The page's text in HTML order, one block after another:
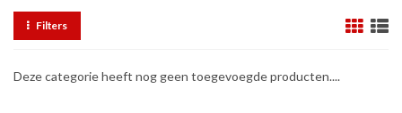
Filters
Deze categorie heeft nog geen toegevoegde producten....